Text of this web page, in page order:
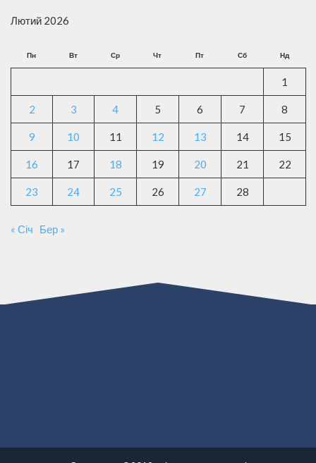
Лютий 2026
Пн Вт Ср Чт Пт Сб Нд
1
2 3 4 5 6 7 8
9 10 11 12 13 14 15
16 17 18 19 20 21 22
23 24 25 26 27 28
« Січ Бер »